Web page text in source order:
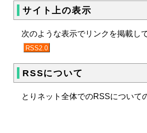
サイト上の表示
次のような表示でリンクを掲載し
RSS2.0
RSSについて
とりネット全体でのRSSについ